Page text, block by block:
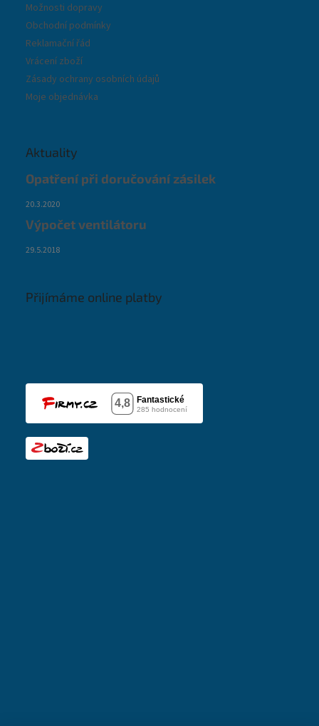
Možnosti dopravy
Obchodní podmínky
Reklamační řád
Vrácení zboží
Zásady ochrany osobních údajů
Moje objednávka
Aktuality
Opatření při doručování zásilek
20.3.2020
Výpočet ventilátoru
29.5.2018
Přijímáme online platby